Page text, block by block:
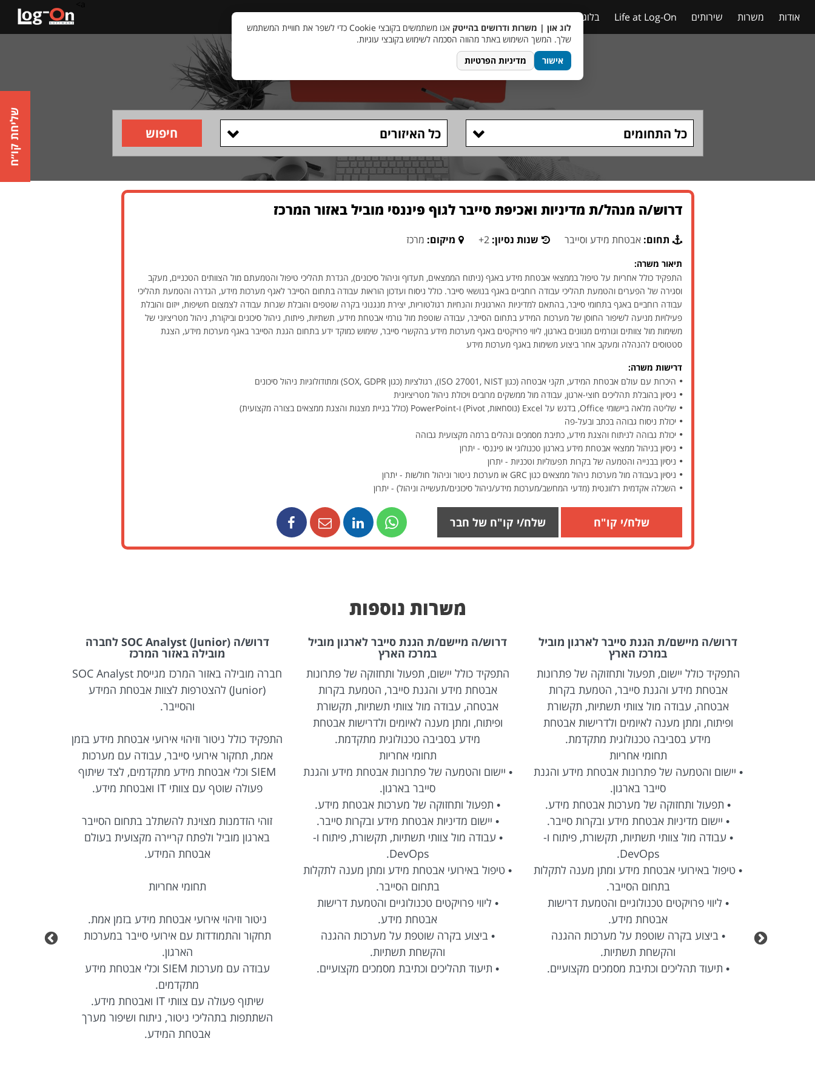
אודות משרות שירותים Life at Log-On בלוג
כל התחומים כל האיזורים חיפוש
דרוש/ה מנהל/ת מדיניות ואכיפת סייבר לגוף פיננסי מוביל באזור המרכז
תחום:אבטחת מידע וסייבר שנות נסיון:2+ מיקום: מרכז
תיאור משרה:
התפקיד כולל אחריות על טיפול בממצאי אבטחת מידע באגף (ניתוח הממצאים, תעדוף וניהול סיכונים), הגדרת תהליכי טיפול והטמעתם מול הצוותים הטכניים, מעקב
וסגירה של הפערים והטמעת תהליכי עבודה רוחביים באגף בנושאי סייבר. כולל ניסוח ועדכון הוראות עבודה בתחום הסייבר לאגף מערכות מידע, הגדרה והטמעת תהליכי
עבודה רוחביים באגף בתחומי סייבר, בהתאם למדיניות הארגונית והנחיות רגולטוריות, יצירת מנגנוני בקרה שוטפים והובלת שגרות עבודה לצמצום חשיפות, ייזום והובלת
פעילויות מניעה לשיפור החוסן של מערכות המידע בתחום הסייבר, עבודה שוטפת מול גורמי אבטחת מידע, תשתיות, פיתוח, ניהול סיכונים וביקורת, ניהול מטריציוני של
משימות מול צוותים וגורמים מגוונים בארגון, ליווי פרויקטים באגף מערכות מידע בהקשרי סייבר, שימוש כמוקד ידע בתחום הגנת הסייבר באגף מערכות מידע, הצגת
סטטוסים להנהלה ומעקב אחר ביצוע משימות באגף מערכות מידע
דרישות משרה:
היכרות עם עולם אבטחת המידע, תקני אבטחה (כגון ISO 27001, NIST), רגולציות (כגון SOX, GDPR) ומתודולוגיות ניהול סיכונים
ניסיון בהובלת תהליכים חוצי-ארגון, עבודה מול ממשקים מרובים ויכולת ניהול מטריציונית
שליטה מלאה ביישומי Office, בדגש על Excel (נוסחאות, Pivot) ו-PowerPoint (כולל בניית מצגות והצגת ממצאים בצורה מקצועית)
יכולת ניסוח גבוהה בכתב ובעל-פה
יכולת גבוהה לניתוח והצגת מידע, כתיבת מסמכים ונהלים ברמה מקצועית גבוהה
ניסיון בניהול ממצאי אבטחת מידע בארגון טכנולוגי או פיננסי - יתרון
ניסיון בבנייה והטמעה של בקרות תפעוליות וטכניות - יתרון
ניסיון בעבודה מול מערכות ניהול ממצאים כגון GRC או מערכות ניטור וניהול חולשות - יתרון
השכלה אקדמית רלוונטית (מדעי המחשב/מערכות מידע/ניהול סיכונים/תעשייה וניהול) - יתרון
שלח/י קו"ח שלח/י קו"ח של חבר
משרות נוספות
דרוש/ה מיישם/ת הגנת סייבר לארגון מוביל
במרכז הארץ
התפקיד כולל יישום, תפעול ותחזוקה של פתרונות
אבטחת מידע והגנת סייבר, הטמעת בקרות
אבטחה, עבודה מול צוותי תשתיות, תקשורת
ופיתוח, ומתן מענה לאיומים ולדרישות אבטחת
מידע בסביבה טכנולוגית מתקדמת.
תחומי אחריות
• יישום והטמעה של פתרונות אבטחת מידע והגנת
סייבר בארגון.
• תפעול ותחזוקה של מערכות אבטחת מידע.
• יישום מדיניות אבטחת מידע ובקרות סייבר.
• עבודה מול צוותי תשתיות, תקשורת, פיתוח ו-
DevOps.
• טיפול באירועי אבטחת מידע ומתן מענה לתקלות
בתחום הסייבר.
• ליווי פרויקטים טכנולוגיים והטמעת דרישות
אבטחת מידע.
• ביצוע בקרה שוטפת על מערכות ההגנה
והקשחת תשתיות.
• תיעוד תהליכים וכתיבת מסמכים מקצועיים.
דרוש/ה מיישם/ת הגנת סייבר לארגון מוביל
במרכז הארץ
התפקיד כולל יישום, תפעול ותחזוקה של פתרונות
אבטחת מידע והגנת סייבר, הטמעת בקרות
אבטחה, עבודה מול צוותי תשתיות, תקשורת
ופיתוח, ומתן מענה לאיומים ולדרישות אבטחת
מידע בסביבה טכנולוגית מתקדמת.
תחומי אחריות
• יישום והטמעה של פתרונות אבטחת מידע והגנת
סייבר בארגון.
• תפעול ותחזוקה של מערכות אבטחת מידע.
• יישום מדיניות אבטחת מידע ובקרות סייבר.
• עבודה מול צוותי תשתיות, תקשורת, פיתוח ו-
DevOps.
• טיפול באירועי אבטחת מידע ומתן מענה לתקלות
בתחום הסייבר.
• ליווי פרויקטים טכנולוגיים והטמעת דרישות
אבטחת מידע.
• ביצוע בקרה שוטפת על מערכות ההגנה
והקשחת תשתיות.
• תיעוד תהליכים וכתיבת מסמכים מקצועיים.
דרוש/ה SOC Analyst (Junior) לחברה
מובילה באזור המרכז
חברה מובילה באזור המרכז מגייסת SOC Analyst
(Junior) להצטרפות לצוות אבטחת המידע
והסייבר.
התפקיד כולל ניטור וזיהוי אירועי אבטחת מידע בזמן
אמת, תחקור אירועי סייבר, עבודה עם מערכות
SIEM וכלי אבטחת מידע מתקדמים, לצד שיתוף
פעולה שוטף עם צוותי IT ואבטחת מידע.
זוהי הזדמנות מצוינת להשתלב בתחום הסייבר
בארגון מוביל ולפתח קריירה מקצועית בעולם
אבטחת המידע.
תחומי אחריות
ניטור וזיהוי אירועי אבטחת מידע בזמן אמת.
תחקור והתמודדות עם אירועי סייבר במערכות
הארגון.
עבודה עם מערכות SIEM וכלי אבטחת מידע
מתקדמים.
שיתוף פעולה עם צוותי IT ואבטחת מידע.
השתתפות בתהליכי ניטור, ניתוח ושיפור מערך
אבטחת המידע.
לוג און | משרות ודרושים בהייטק
אנו משתמשים בקובצי Cookie כדי לשפר את חוויית המשתמש
שלך. המשך השימוש באתר מהווה הסכמה לשימוש בקובצי עוגיות.
אישור
מדיניות הפרטיות
שליחת קו״ח